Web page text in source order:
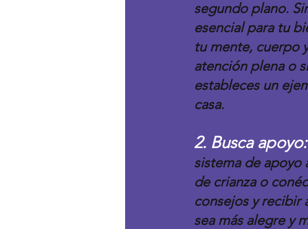
segundo plano.
esencial para tu
tu mente, cuerpo
atención plena o
estableces un
casa.
2. Busca apoyo:
sistema de apoyo
de crianza o
consejos y recibir
sea más alegre y